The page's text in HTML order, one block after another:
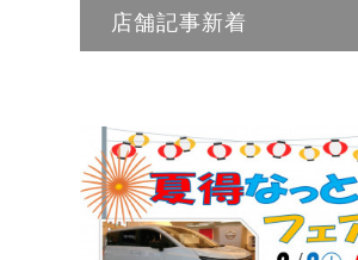
店舗記事新着